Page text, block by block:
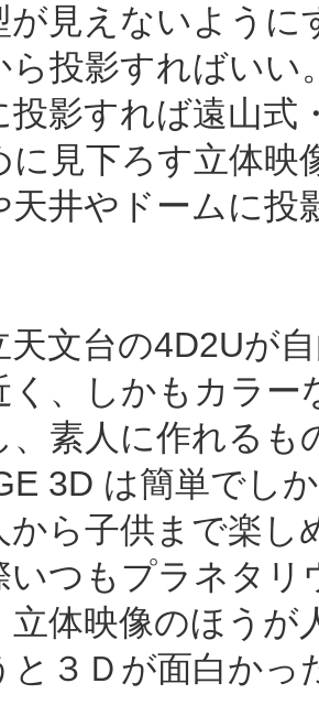
が見えないように
ら投影すればいい
投影すれば遠山
に見下ろす立体映
天井やドームに投
天文台の4D2Uが
く、しかもカラー
、素人に作れるも
3D は簡単でし
から子供まで楽し
いつもプラネタリ
立体映像のほうが
と３Ｄが面白かっ